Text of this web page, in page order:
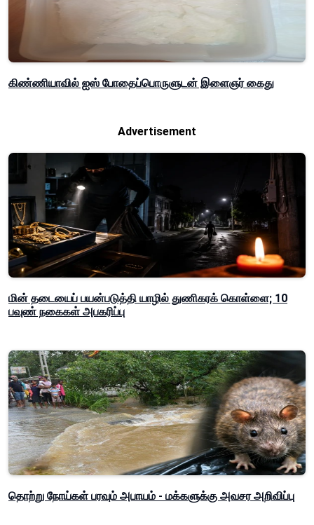
கிண்ணியாவில் ஐஸ் போதைப்பொருளுடன் இளைஞர் கைது
Advertisement
மின் தடையைப் பயன்படுத்தி யாழில் துணிகரக் கொள்ளை; 10
பவுண் நகைகள் அபகரிப்பு
தொற்று நோய்கள் பரவும் அபாயம் - மக்களுக்கு அவசர அறிவிப்பு